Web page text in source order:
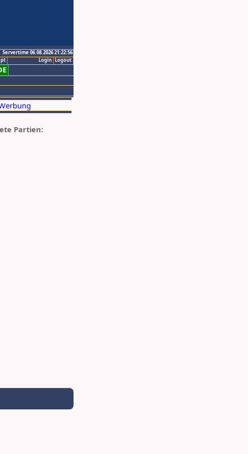
Servertime 06.08.2026 21:22:56
Logout
Login
Partien: